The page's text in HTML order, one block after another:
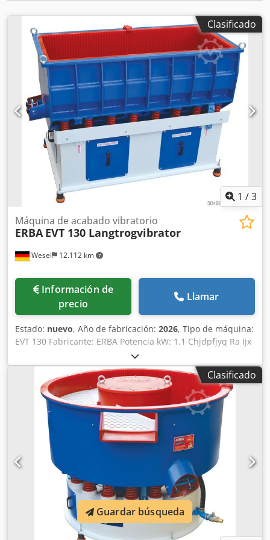
procesos. Los precios son netos, más el IVA legal vigente y
los gastos de transporte. Las imágenes pueden mostrar la
máquina con accesorios opcionales, los cuales están
disponibles por un costo adicional. Si está interesado,
estaremos encantados de recibir su consulta. Le
asesoramos con gusto y sin compromiso. La Comisión
Europea ofrece una plataforma para la resolución
extrajudicial de litigios en línea (plataforma OS). Esta
oferta sirve exclusivamente como presentación en Internet
de nuestros productos. La negociación contractual se
realiza a través de telecomunicaciones (correo electrónico,
teléfono, mensajería). En una primera etapa, le
proporcionaremos una oferta no vinculante, con la que
también le informaremos sobre nuestras condiciones
generales, el aviso legal y el derecho de desistimiento,
Clasificado
1 /3
Wesel 12.112 km
Máquina de acabado vibratorio
ERBA EVT 130 Langtrogvibrator
Información de
precio
Llamar
Estado: nuevo, Año de fabricación: 2026, Tipo de máquina:
EVT 130 Fabricante: ERBA Potencia kW: 1,1 Chjdpfjyq Ra Ijx
Abija Volumen total: 130 l. Descripción: La máquina de
acabado vibratorio tipo canal largo EVT 130 de ERBA está
equipada con un revestimiento de poliuretano fundido en
caliente, de larga duración. El vaciado y la separación se
realizan mediante descarga inferior (manual/neumática).
Mediante tabiques divisores insertables, el recipiente de
trabajo puede subdividirse en compartimentos para el
procesamiento individual de piezas. La máquina dispone
de un armario eléctrico de control y puede equiparse
opcionalmente con un sistema de control de procesos
totalmente automático mediante PLC. A solicitud, se puede
instalar una suspensión reforzada y un motor potenciado
para cargas mayores. La velocidad del motor puede
ajustarse de manera continua mediante un convertidor de
frecuencia (opcional). Como socio experimentado, le
Clasificado
Guardar búsqueda